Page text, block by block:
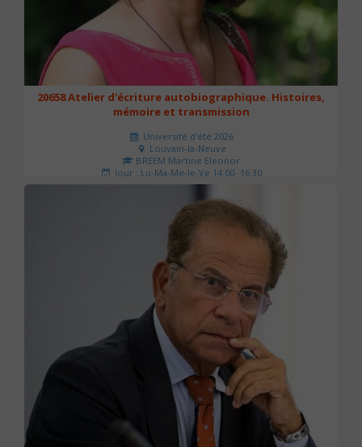
20658 Atelier d'écriture autobiographique. Histoires,
mémoire et transmission
Université d'été 2026
Louvain-la-Neuve
BREEM Martine Eleonor
Jour : Lu-Ma-Me-Je-Ve 14:00- 16:30
Nombre de séances : 3